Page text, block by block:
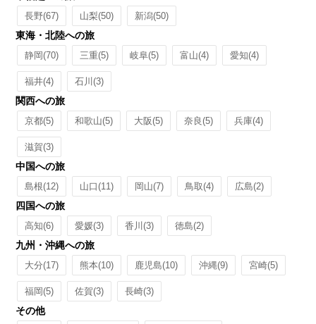
長野(67) 山梨(50) 新潟(50)
東海・北陸への旅
静岡(70) 三重(5) 岐阜(5) 富山(4) 愛知(4)
福井(4) 石川(3)
関西への旅
京都(5) 和歌山(5) 大阪(5) 奈良(5) 兵庫(4)
滋賀(3)
中国への旅
島根(12) 山口(11) 岡山(7) 鳥取(4) 広島(2)
四国への旅
高知(6) 愛媛(3) 香川(3) 徳島(2)
九州・沖縄への旅
大分(17) 熊本(10) 鹿児島(10) 沖縄(9) 宮崎(5)
福岡(5) 佐賀(3) 長崎(3)
その他